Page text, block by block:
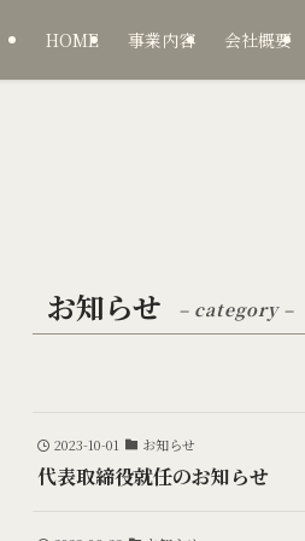
HOME 事業内容 会社概要
お知らせ – category –
2023-10-01 お知らせ
代表取締役就任のお知らせ